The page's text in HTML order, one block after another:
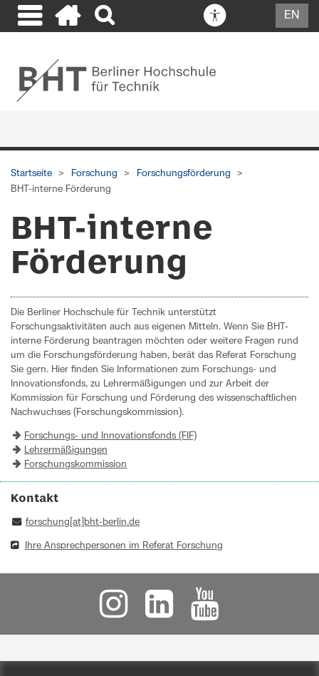
EN
Startseite Forschung
Forschungsförderung
BHT-interne Förderung
BHT-interne
Förderung
Die Berliner Hochschule für Technik unterstützt
Forschungsaktivitäten auch aus eigenen Mitteln. Wenn Sie BHT-
interne Förderung beantragen möchten oder weitere Fragen rund
um die Forschungsförderung haben, berät das Referat Forschung
Sie gern. Hier finden Sie Informationen zum Forschungs- und
Innovationsfonds, zu Lehrermäßigungen und zur Arbeit der
Kommission für Forschung und Förderung des wissenschaftlichen
Nachwuchses (Forschungskommission).
Forschungs- und Innovationsfonds (FIF)
Lehrermäßigungen
Forschungskommission
Kontakt
forschung[at]bht-berlin.de
Ihre Ansprechpersonen im Referat Forschung